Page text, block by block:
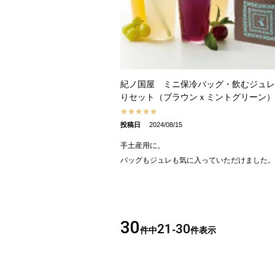
紀ノ国屋 ミニ保冷バッグ・飲むジュ
りセット（ブラウンｘミントグリーン）
投稿日 2024/08/15
手土産用に。
バッグもジュレも気に入っていただけました。
30件中21 -30件表示